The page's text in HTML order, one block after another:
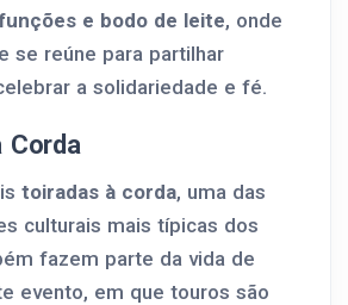
e bodo de leite, onde
se reúne para partilhar
a solidariedade e fé.
Corda
toiradas à corda, uma das
culturais mais típicas dos
fazem parte da vida de
evento, em que touros são